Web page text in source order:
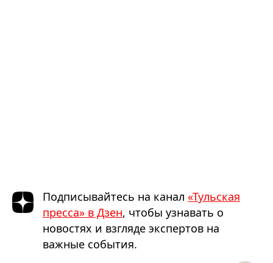
Подписывайтесь на канал «Тульская
пресса» в Дзен, чтобы узнавать о
новостях и взгляде экспертов на
важные события.